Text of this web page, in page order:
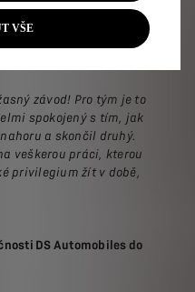
zavedli."
závod! Pro tým je to
spokojený s tím, jak
a skončil druhý.
veškerou práci, kterou
privilegium žít v době,
DS Automobiles do
VŠE